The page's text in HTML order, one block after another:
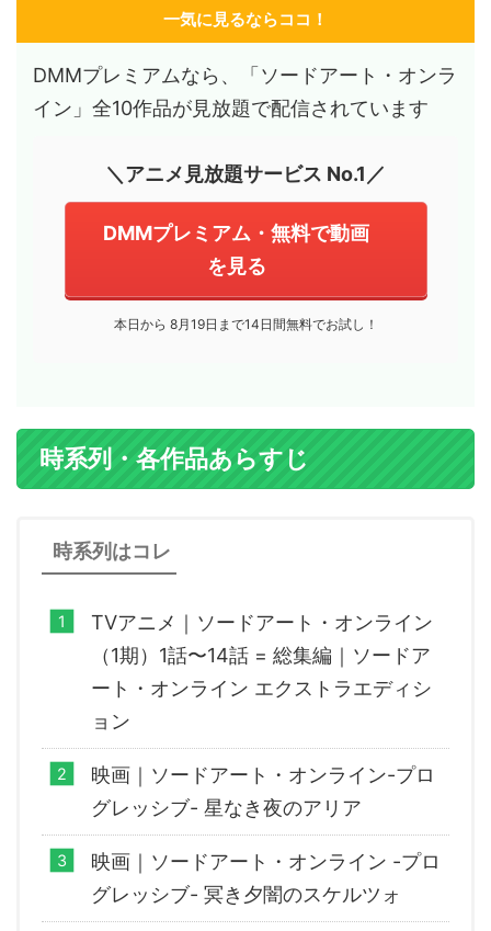
一気に見るならココ！
DMMプレミアムなら、「ソードアート・オンラ
イン」全10作品が見放題で配信されています
＼アニメ見放題サービス No.1／
DMMプレミアム・無料で動画
を見る
本日から 8月19日まで14日間無料でお試し！
時系列・各作品あらすじ
時系列はコレ
TVアニメ｜ソードアート・オンライン
（1期）1話〜14話 = 総集編｜ソードア
ート・オンライン エクストラエディシ
ョン
映画｜ソードアート・オンライン-プロ
グレッシブ- 星なき夜のアリア
映画｜ソードアート・オンライン -プロ
グレッシブ- 冥き夕闇のスケルツォ